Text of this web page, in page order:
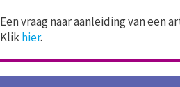
Een vraag naar aanleiding van een
Klikhier.